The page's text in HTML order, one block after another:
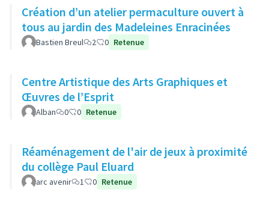
Création d’un atelier permaculture ouvert à
tous au jardin des Madeleines Enracinées
Bastien Breul 2 0 Retenue
Centre Artistique des Arts Graphiques et
Œuvres de l’Esprit
Alban 0 0 Retenue
Réaménagement de l'air de jeux à proximité
du collège Paul Eluard
arc avenir 1 0 Retenue